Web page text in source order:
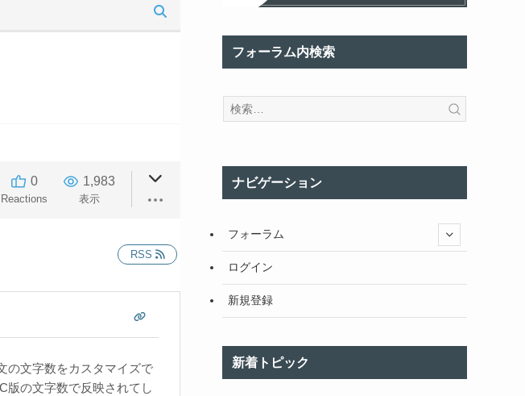
0
Reactions
1,983
表示
RSS
文字数をカスタマイズで
版の文字数で反映されてし
フォーラム内検索
ナビゲーション
フォーラム
ログイン
新規登録
新着トピック